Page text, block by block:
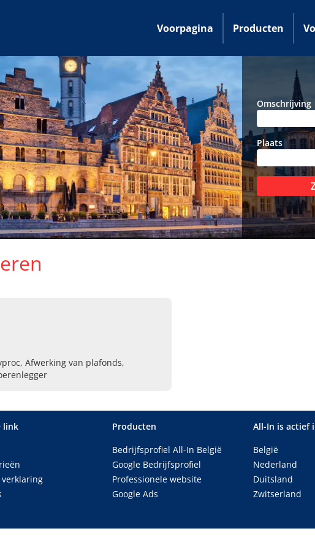
Voorpagina Producten
Omschrijving
Plaats
Afwerking van plafonds,
link
verklaring
Producten
Bedrijfsprofiel All-In België
Google Bedrijfsprofiel
Professionele website
Google Ads
All-In is actief
België
Nederland
Duitsland
Zwitserland